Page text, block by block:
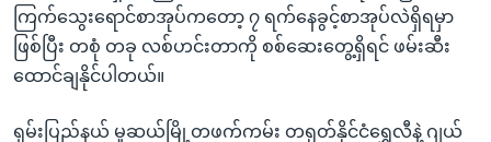
ကြက်သွေးရောင်စာအုပ်ကတော့ ၇ ရက်နေခွင့်စာအုပ်လဲရှိရမှာ
ဖြစ်ပြီး တစုံ တခု လစ်ဟင်းတာကို စစ်ဆေးတွေ့ရှိရင် ဖမ်းဆီး
ထောင်ချနိုင်ပါတယ်။
ရှမ်းပြည်နယ် မူဆယ်မြို့တဖက်ကမ်း တရုတ်နိုင်ငံရွှေလီနဲ့ ဂျယ်